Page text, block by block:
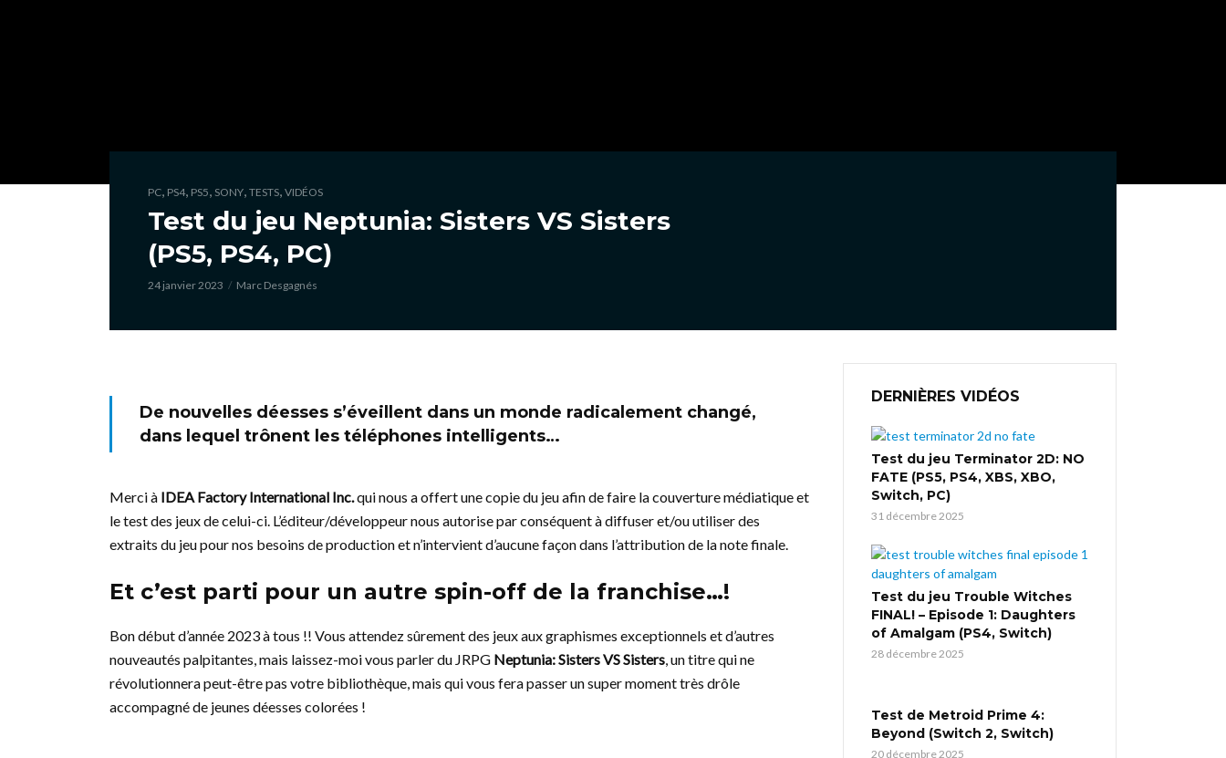
PC, PS4, PS5, SONY, TESTS, VIDÉOS
Test du jeu Neptunia: Sisters VS Sisters
(PS5, PS4, PC)
24 janvier 2023 Marc Desgagnés
De nouvelles déesses s’éveillent dans un monde radicalement changé,
dans lequel trônent les téléphones intelligents…
Merci à IDEA Factory International Inc.qui nous a offert une copie du jeu afin de faire la couverture médiatique et
le test des jeux de celui-ci. L’éditeur/développeur nous autorise par conséquent à diffuser et/ou utiliser des
extraits du jeu pour nos besoins de production et n’intervient d’aucune façon dans l’attribution de la note finale.
Et c’est parti pour un autre spin-off de la franchise…!
Bon début d’année 2023 à tous !! Vous attendez sûrement des jeux aux graphismes exceptionnels et d’autres
nouveautés palpitantes, mais laissez-moi vous parler du JRPG Neptunia: Sisters VS Sisters, un titre qui ne
révolutionnera peut-être pas votre bibliothèque, mais qui vous fera passer un super moment très drôle
accompagné de jeunes déesses colorées !
DERNIÈRES VIDÉOS
Test du jeu Terminator 2D: NO
FATE (PS5, PS4, XBS, XBO,
Switch, PC)
31 décembre 2025
Test du jeu Trouble Witches
FINAL! – Episode 1: Daughters
of Amalgam (PS4, Switch)
28 décembre 2025
Test de Metroid Prime 4:
Beyond (Switch 2, Switch)
20 décembre 2025